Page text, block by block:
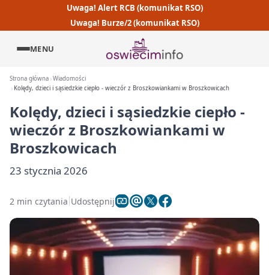
Uwaga! Alert RCB (komunikat RSO)
Uwaga! Burze/2 (komunikat RSO)
MENU
Strona główna Wiadomości
Kolędy, dzieci i sąsiedzkie ciepło - wieczór z Broszkowiankami w Broszkowicach
Kolędy, dzieci i sąsiedzkie ciepło -
wieczór z Broszkowiankami w
Broszkowicach
23 stycznia 2026
2 min czytania Udostępnij